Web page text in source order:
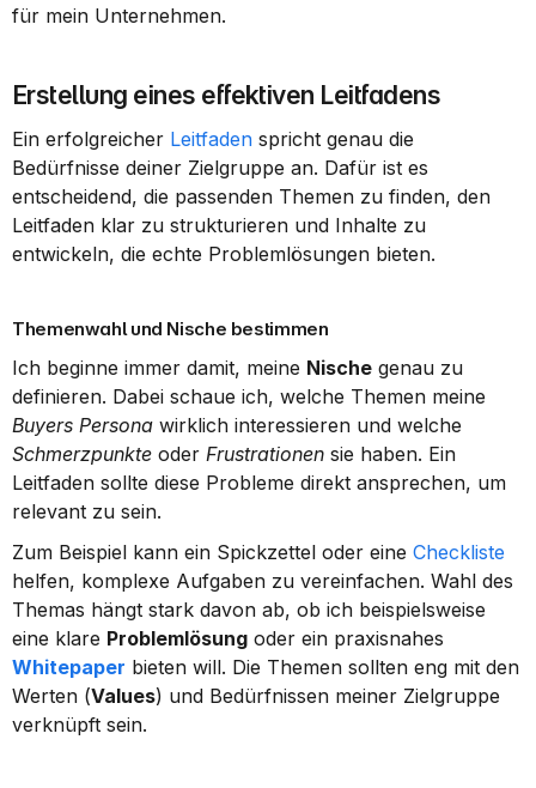
für mein Unternehmen.
Erstellung eines effektiven Leitfadens
Ein erfolgreicher Leitfaden spricht genau die
Bedürfnisse deiner Zielgruppe an. Dafür ist es
entscheidend, die passenden Themen zu finden, den
Leitfaden klar zu strukturieren und Inhalte zu
entwickeln, die echte Problemlösungen bieten.
Themenwahl und Nische bestimmen
Ich beginne immer damit, meine Nische genau zu
Buyers Persona
Schmerzpunkte oder Frustrationen sie haben. Ein
Leitfaden sollte diese Probleme direkt ansprechen, um
relevant zu sein.
Zum Beispiel kann ein Spickzettel oder eine Checkliste
helfen, komplexe Aufgaben zu vereinfachen. Wahl des
Themas hängt stark davon ab, ob ich beispielsweise
eine klare Problemlösung
Whitepaper bieten will. Die Themen sollten eng mit den
Werten (Values) und Bedürfnissen meiner Zielgruppe
verknüpft sein.